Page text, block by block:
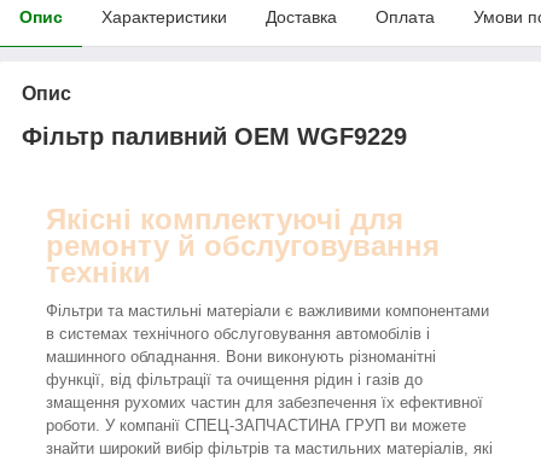
Опис Характеристики Доставка Оплата Умови
Опис
Фільтр паливний OEM WGF9229
Якісні комплектуючі для
ремонту й обслуговування
техніки
Фільтри та мастильні матеріали є важливими компонентами
в системах технічного обслуговування автомобілів і
машинного обладнання. Вони виконують різноманітні
функції, від фільтрації та очищення рідин і газів до
змащення рухомих частин для забезпечення їх ефективної
роботи. У компанії СПЕЦ-ЗАПЧАСТИНА ГРУП ви можете
знайти широкий вибір фільтрів та мастильних матеріалів, які